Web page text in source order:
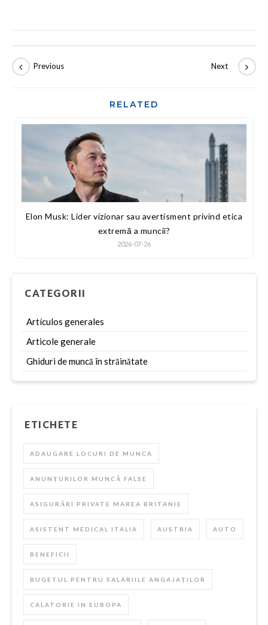
RELATED
Elon Musk: Lider vizionar sau avertisment privind etica
extremă a muncii?
2026-07-26
CATEGORII
Artículos generales
Articole generale
Ghiduri de muncă în străinătate
ETICHETE
ADAUGARE LOCURI DE MUNCA
ANUNȚURILOR MUNCĂ FALSE
ASIGURĂRI PRIVATE MAREA BRITANIE
ASISTENT MEDICAL ITALIA AUSTRIA AUTO
BENEFICII
BUGETUL PENTRU SALARIILE ANGAJAȚILOR
CALATORIE IN EUROPA